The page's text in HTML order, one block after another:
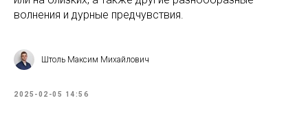
волнения и дурные предчувствия.
Штоль Максим Михайлович
2025-02-05 14:56